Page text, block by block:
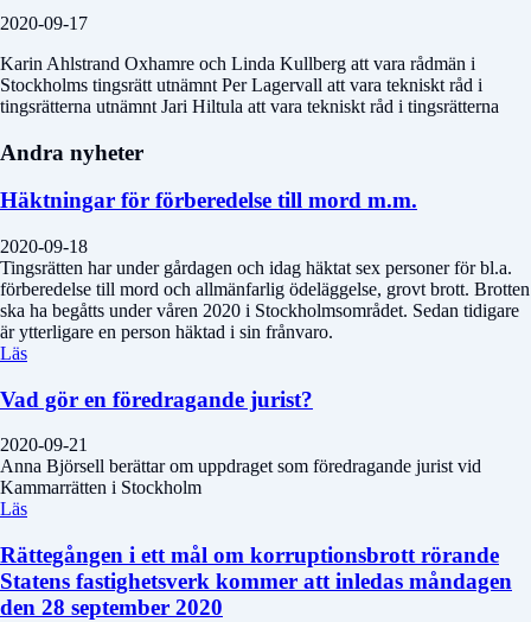
2020-09-17
Karin Ahlstrand Oxhamre och Linda Kullberg att vara rådmän i
Stockholms tingsrätt utnämnt Per Lagervall att vara tekniskt råd i
tingsrätterna utnämnt Jari Hiltula att vara tekniskt råd i tingsrätterna
Andra nyheter
Häktningar för förberedelse till mord m.m.
2020-09-18
Tingsrätten har under gårdagen och idag häktat sex personer för bl.a.
förberedelse till mord och allmänfarlig ödeläggelse, grovt brott. Brotten
ska ha begåtts under våren 2020 i Stockholmsområdet. Sedan tidigare
är ytterligare en person häktad i sin frånvaro.
Läs
Vad gör en föredragande jurist?
2020-09-21
Anna Björsell berättar om uppdraget som föredragande jurist vid
Kammarrätten i Stockholm
Läs
Rättegången i ett mål om korruptionsbrott rörande
Statens fastighetsverk kommer att inledas måndagen
den 28 september 2020